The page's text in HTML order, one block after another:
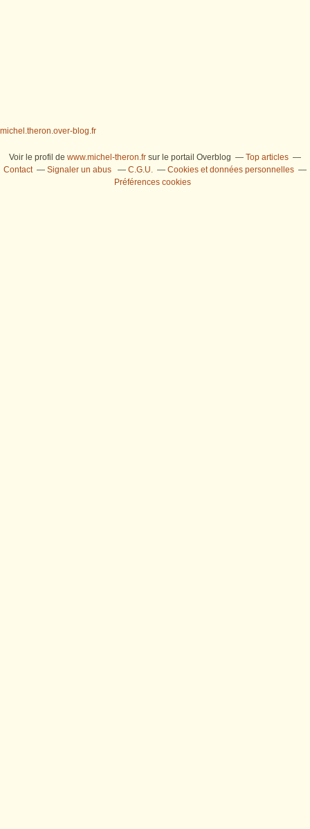
michel.theron.over-blog.fr
Voir le profil de www.michel-theron.fr sur le portail Overblog
Top articles
Contact
Signaler un abus C.G.U.
Cookies et données personnelles
Préférences cookies